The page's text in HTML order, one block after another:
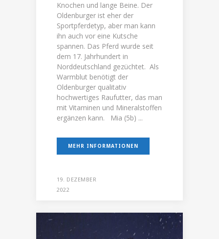
Knochen und lange Beine. Der
Oldenburger ist eher der
Sportpferdetyp, aber man kann
ihn auch vor eine Kutsche
spannen. Das Pferd wurde seit
dem 17. Jahrhundert in
Norddeutschland gezüchtet. Als
Warmblut benötigt der
Oldenburger qualitativ
hochwertiges Raufutter, das man
mit Vitaminen und Mineralstoffen
ergänzen kann. Mia (5b) ...
MEHR INFORMATIONEN
19. DEZEMBER
2022